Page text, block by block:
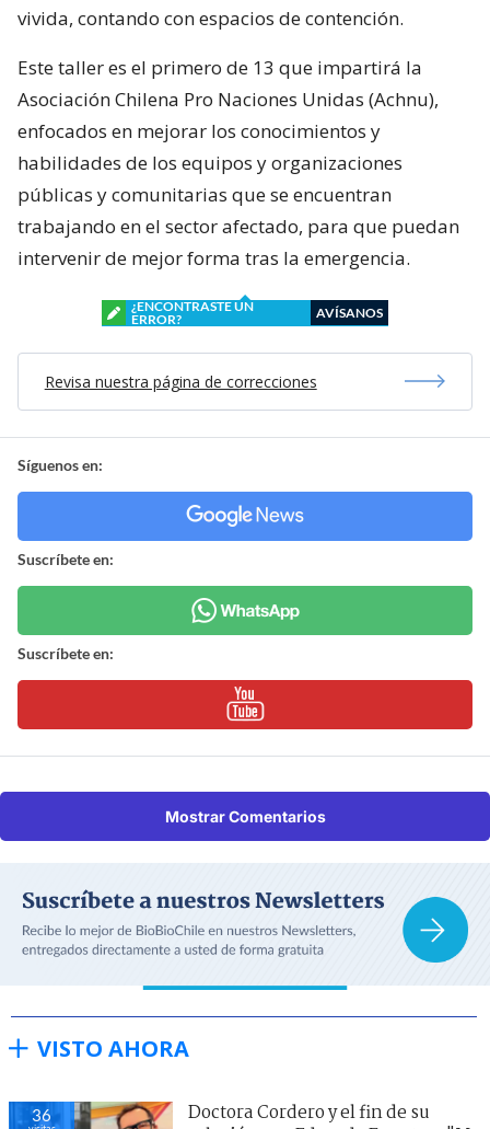
vivida, contando con espacios de contención.
Este taller es el primero de 13 que impartirá la
Asociación Chilena Pro Naciones Unidas (Achnu),
enfocados en mejorar los conocimientos y
habilidades de los equipos y organizaciones
públicas y comunitarias que se encuentran
trabajando en el sector afectado, para que puedan
intervenir de mejor forma tras la emergencia.
¿ENCONTRASTE UN
ERROR?
AVÍSANOS
Revisa nuestra página de correcciones
Síguenos en:
Suscríbete en:
Suscríbete en:
Mostrar Comentarios
VISTO AHORA
36
Doctora Cordero y el fin de su